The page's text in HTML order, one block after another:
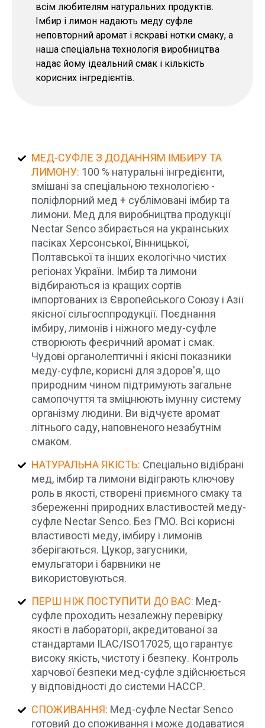
всім любителям натуральних продуктів.
Імбир і лимон надають меду суфле
неповторний аромат і яскраві нотки смаку, а
наша спеціальна технологія виробництва
надає йому ідеальний смак і кількість
корисних інгредієнтів.
МЕД-СУФЛЕ З ДОДАННЯМ ІМБИРУ ТА
ЛИМОНУ: 100 % натуральні інгредієнти,
змішані за спеціальною технологією -
поліфлорний мед + сублімовані імбир та
лимони. Мед для виробництва продукції
Nectar Senco збирається на українських
пасіках Херсонської, Вінницької,
Полтавської та інших екологічно чистих
регіонах України. Імбир та лимони
відбираються із кращих сортів
імпортованих із Європейського Союзу і Азії
якісної сільгосппродукції. Поєднання
імбиру, лимонів і ніжного меду-суфле
створюють феєричний аромат і смак.
Чудові органолептичні і якісні показники
меду-суфле, корисні для здоров'я, що
природним чином підтримують загальне
самопочуття та зміцнюють імунну систему
організму людини. Ви відчуєте аромат
літнього саду, наповненого незабутнім
смаком.
НАТУРАЛЬНА ЯКІСТЬ: Спеціально відібрані
мед, імбир та лимони відіграють ключову
роль в якості, створені приємного смаку та
збереженні природних властивостей меду-
суфле Nectar Senco. Без ГМО. Всі корисні
властивості меду, імбиру і лимонів
зберігаються. Цукор, загусники,
емульгатори і барвники не
використовуються.
ПЕРШ НІЖ ПОСТУПИТИ ДО ВАС: Мед-
суфле проходить незалежну перевірку
якості в лабораторії, акредитованої за
стандартами ILAC/ISO17025, що гарантує
високу якість, чистоту і безпеку. Контроль
харчової безпеки мед-суфле здійснюється
у відповідності до системи НАССР.
СПОЖИВАННЯ: Мед-суфле Nectar Senco
готовий до споживання і може додаватися